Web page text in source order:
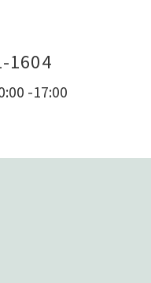
1604
-17:00